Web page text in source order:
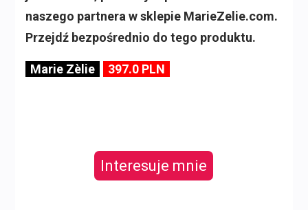
naszego partnera w sklepie MarieZelie.com.
Przejdź bezpośrednio do tego produktu.
Marie Zèlie 397.0 PLN
Interesuje mnie